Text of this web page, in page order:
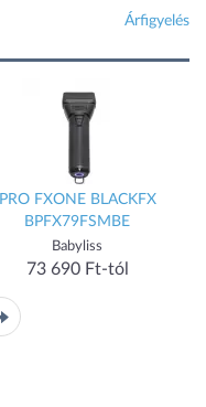
Árfigyelés
PRO FXONE BLACKFX
BPFX79FSMBE
Babyliss
73 690 Ft-tól